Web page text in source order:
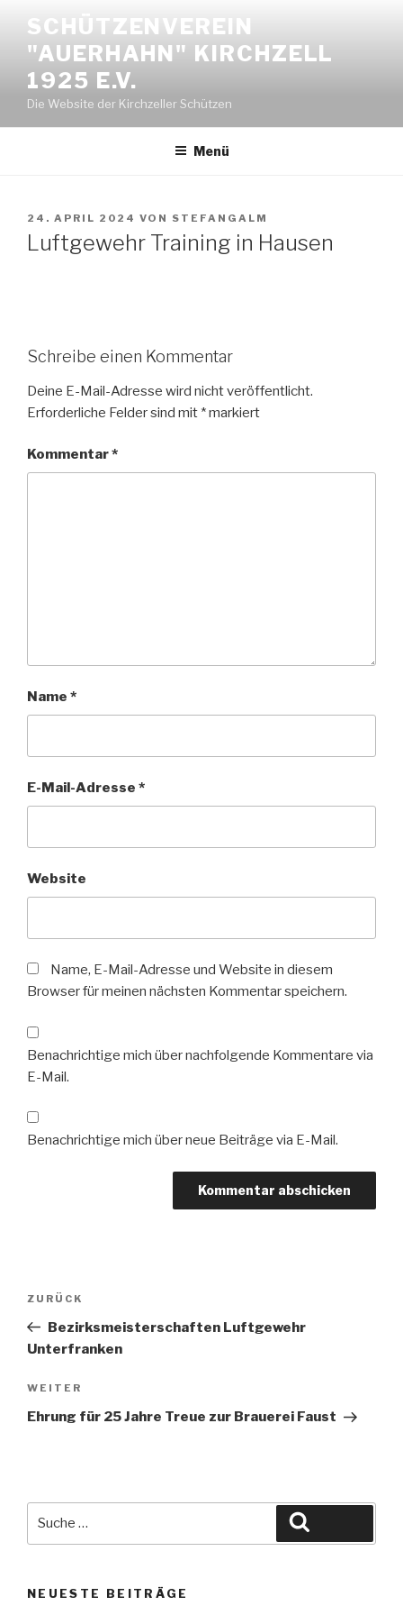
Inhalt
springen
SCHÜTZENVEREIN
"AUERHAHN" KIRCHZELL
1925 E.V.
Die Website der Kirchzeller Schützen
Menü
VERÖFFENTLICHT
AM
24. APRIL 2024 VON STEFANGALM
Luftgewehr Training in Hausen
Schreibe einen Kommentar
Deine E-Mail-Adresse wird nicht veröffentlicht.
Erforderliche Felder sind mit *markiert
Kommentar*
Name *
E-Mail-Adresse *
Website
Name, E-Mail-Adresse und Website in diesem
Browser für meinen nächsten Kommentar speichern.
Benachrichtige mich über nachfolgende Kommentare via
E-Mail.
Benachrichtige mich über neue Beiträge via E-Mail.
Beitragsnavigation
Vorheriger
Beitrag
ZURÜCK
Bezirksmeisterschaften Luftgewehr
Unterfranken
Nächster
Beitrag
WEITER
Ehrung für 25 Jahre Treue zur Brauerei Faust
NEUESTE BEITRÄGE